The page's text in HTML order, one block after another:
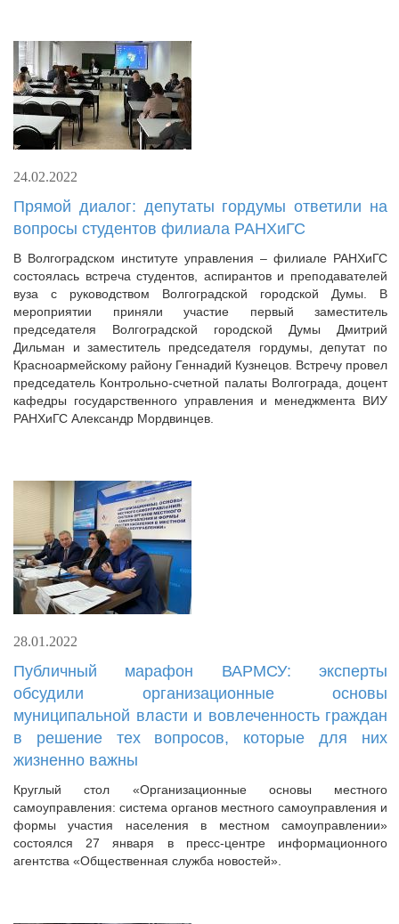
24.02.2022
Прямой диалог: депутаты гордумы ответили на
вопросы студентов филиала РАНХиГС
В Волгоградском институте управления – филиале РАНХиГС
состоялась встреча студентов, аспирантов и преподавателей
вуза с руководством Волгоградской городской Думы. В
мероприятии приняли участие первый заместитель
председателя Волгоградской городской Думы Дмитрий
Дильман и заместитель председателя гордумы, депутат по
Красноармейскому району Геннадий Кузнецов. Встречу провел
председатель Контрольно-счетной палаты Волгограда, доцент
кафедры государственного управления и менеджмента ВИУ
РАНХиГС Александр Мордвинцев.
28.01.2022
Публичный марафон ВАРМСУ: эксперты
обсудили организационные основы
муниципальной власти и вовлеченность граждан
в решение тех вопросов, которые для них
жизненно важны
Круглый стол «Организационные основы местного
самоуправления: система органов местного самоуправления и
формы участия населения в местном самоуправлении»
состоялся 27 января в пресс-центре информационного
агентства «Общественная служба новостей».